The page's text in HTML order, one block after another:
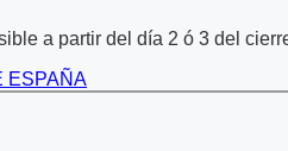
a partir del día 2 ó 3 del
ESPAÑA